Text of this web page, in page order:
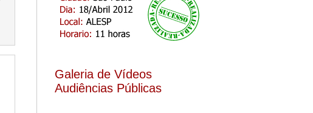
Galeria de Vídeos
Audiências Públicas